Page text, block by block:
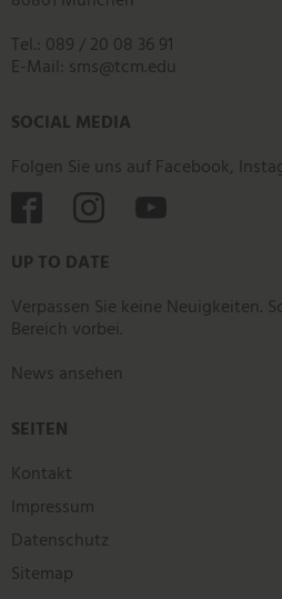
Tel.: 089 / 20 08 36 91
E-Mail: sms@tcm.edu
SOCIAL MEDIA
Folgen Sie uns auf Facebook,
  
UP TO DATE
Verpassen Sie keine Neuigkeiten.
Bereich vorbei.
News ansehen
SEITEN
Kontakt
Impressum
Datenschutz
Sitemap